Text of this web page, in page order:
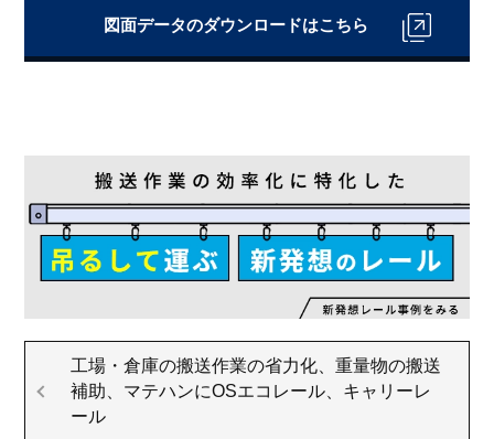
図面データのダウンロードはこちら
工場・倉庫の搬送作業の省力化、重量物の搬送
補助、マテハンにOSエコレール、キャリーレ
ール